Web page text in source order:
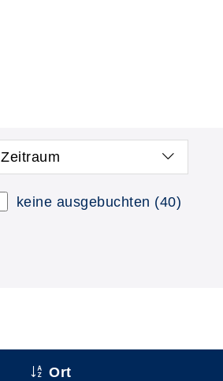
Zeitraum
keine ausgebuchten (40)
Ort